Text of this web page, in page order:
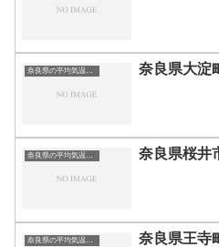
奈良県の平均気温まとめ 奈良県大淀
奈良県の平均気温まとめ 奈良県桜井
奈良県王寺